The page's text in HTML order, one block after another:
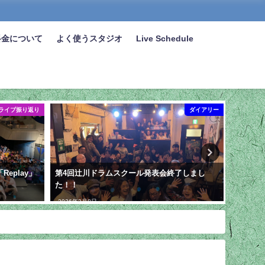
について よく使うスタジオ Live Schedule
イブ振り返り
Replay」
ダイアリー
第4回辻川ドラムスクール発表会終了しまし
た！！
2026年2月8日
ありが
2026年7